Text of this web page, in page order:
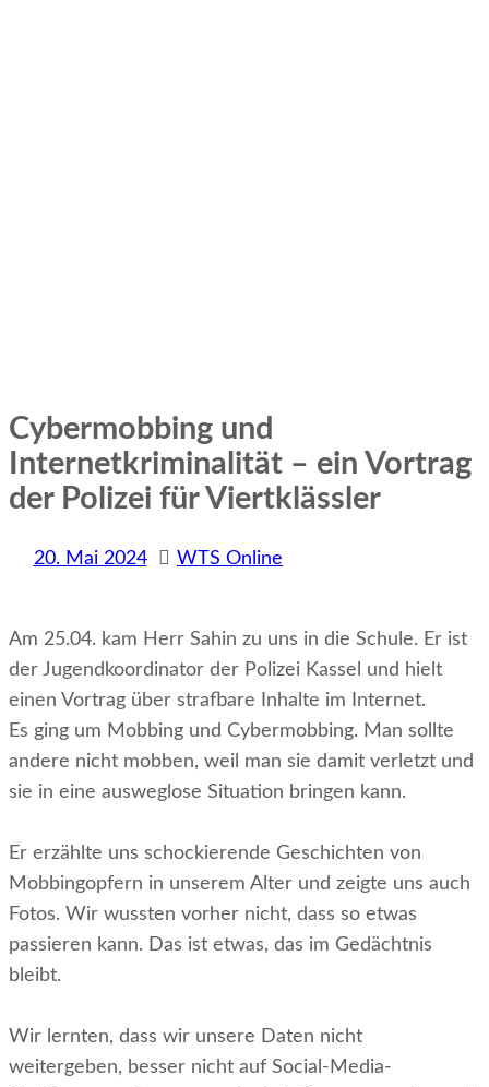
Cybermobbing und
Internetkriminalität – ein Vortrag
der Polizei für Viertklässler
20. Mai 2024 WTS Online
Am 25.04. kam Herr Sahin zu uns in die Schule. Er ist
der Jugendkoordinator der Polizei Kassel und hielt
einen Vortrag über strafbare Inhalte im Internet.
Es ging um Mobbing und Cybermobbing. Man sollte
andere nicht mobben, weil man sie damit verletzt und
sie in eine ausweglose Situation bringen kann.
Er erzählte uns schockierende Geschichten von
Mobbingopfern in unserem Alter und zeigte uns auch
Fotos. Wir wussten vorher nicht, dass so etwas
passieren kann. Das ist etwas, das im Gedächtnis
bleibt.
Wir lernten, dass wir unsere Daten nicht
weitergeben, besser nicht auf Social-Media-